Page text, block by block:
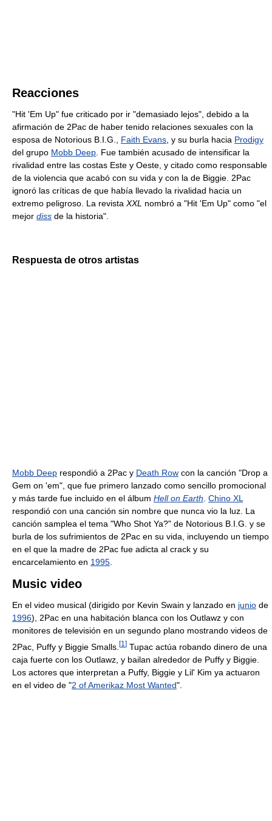
Reacciones
"Hit 'Em Up" fue criticado por ir "demasiado lejos", debido a la
afirmación de 2Pac de haber tenido relaciones sexuales con la
esposa de Notorious B.I.G., Faith Evans , y su burla hacia Prodigy
del grupo Mobb Deep . Fue también acusado de intensificar la
rivalidad entre las costas Este y Oeste, y citado como responsable
de la violencia que acabó con su vida y con la de Biggie. 2Pac
ignoró las críticas de que había llevado la rivalidad hacia un
extremo peligroso. La revista XXL nombró a "Hit 'Em Up" como "el
mejor diss de la historia".
Respuesta de otros artistas
Mobb Deep respondió a 2Pac y Death Row con la canción "Drop a
Gem on 'em", que fue primero lanzado como sencillo promocional
y más tarde fue incluido en el álbum Hell on Earth Chino XL
respondió con una canción sin nombre que nunca vio la luz. La
canción samplea el tema "Who Shot Ya?" de Notorious B.I.G. y se
burla de los sufrimientos de 2Pac en su vida, incluyendo un tiempo
en el que la madre de 2Pac fue adicta al crack y su
encarcelamiento en 1995
Music video
En el video musical (dirigido por Kevin Swain y lanzado en junio de
1996), 2Pac en una habitación blanca con los Outlawz y con
monitores de televisión en un segundo plano mostrando videos de
2Pac, Puffy y Biggie Smalls. [1 ] Tupac actúa robando dinero de una
caja fuerte con los Outlawz, y bailan alrededor de Puffy y Biggie.
Los actores que interpretan a Puffy, Biggie y Lil' Kim ya actuaron
en el video de "2 of Amerikaz Most Wanted".